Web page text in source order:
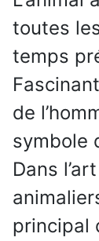
toutes
temps
de
symbole
Dans
principal